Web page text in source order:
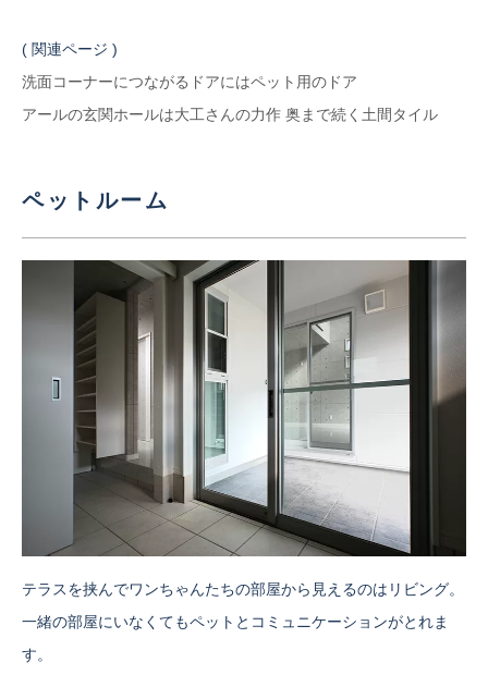
( 関連ページ )
洗面コーナーにつながるドアにはペット用のドア
アールの玄関ホールは大工さんの力作 奥まで続く土間タイル
ペットルーム
テラスを挟んでワンちゃんたちの部屋から見えるのはリビング。
一緒の部屋にいなくてもペットとコミュニケーションがとれま
す。